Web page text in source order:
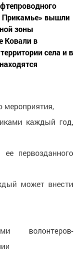
Прикамье» вышли
зоны
Ковали в
села и в
мероприятия,
каждый год,
первозданного
может внести
волонтеров-